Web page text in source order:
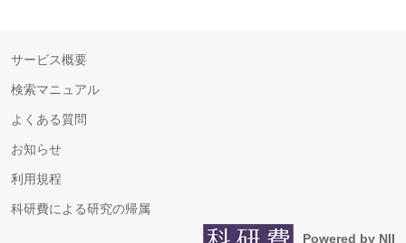
サービス概要
検索マニュアル
よくある質問
お知らせ
利用規程
科研費による研究の帰属
Powered by NII